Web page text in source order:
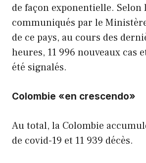
de façon exponentielle. Selon
communiqués par le
de ce pays, au cours des
heures, 11 996 nouveaux cas
été signalés.
Colombie «en crescendo»
Au total, la Colombie
de covid-19 et 11 939 décès.